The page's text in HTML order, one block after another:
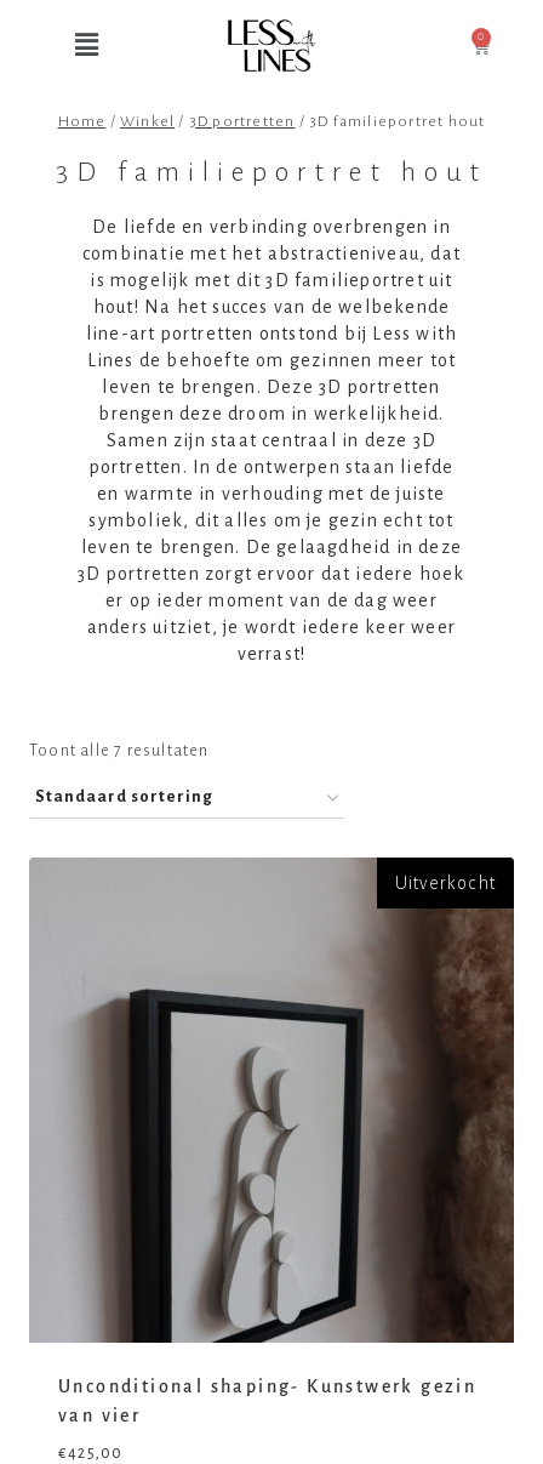
0
Home / Winkel / 3D portretten / 3D familieportret hout
3D familieportret hout
De liefde en verbinding overbrengen in
combinatie met het abstractieniveau, dat
is mogelijk met dit 3D familieportret uit
hout! Na het succes van de welbekende
line-art portretten ontstond bij Less with
Lines de behoefte om gezinnen meer tot
leven te brengen. Deze 3D portretten
brengen deze droom in werkelijkheid.
Samen zijn staat centraal in deze 3D
portretten. In de ontwerpen staan liefde
en warmte in verhouding met de juiste
symboliek, dit alles om je gezin echt tot
leven te brengen. De gelaagdheid in deze
3D portretten zorgt ervoor dat iedere hoek
er op ieder moment van de dag weer
anders uitziet, je wordt iedere keer weer
verrast!
Toont alle 7 resultaten
Uitverkocht
Unconditional shaping- Kunstwerk gezin
van vier
€425,00